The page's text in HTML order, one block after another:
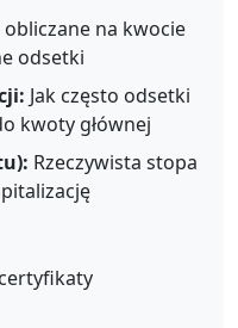
na kwocie
odsetki
Jak często odsetki
kwoty głównej
Rzeczywista stopa